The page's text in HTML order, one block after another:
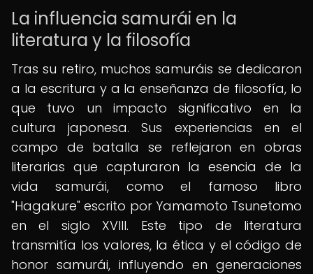
La influencia samurái en la
literatura y la filosofía
Tras su retiro, muchos samuráis se dedicaron
a la escritura y a la enseñanza de filosofía, lo
que tuvo un impacto significativo en la
cultura japonesa. Sus experiencias en el
campo de batalla se reflejaron en obras
literarias que capturaron la esencia de la
vida samurái, como el famoso libro
"Hagakure" escrito por Yamamoto Tsunetomo
en el siglo XVIII. Este tipo de literatura
transmitía los valores, la ética y el código de
honor samurái, influyendo en generaciones